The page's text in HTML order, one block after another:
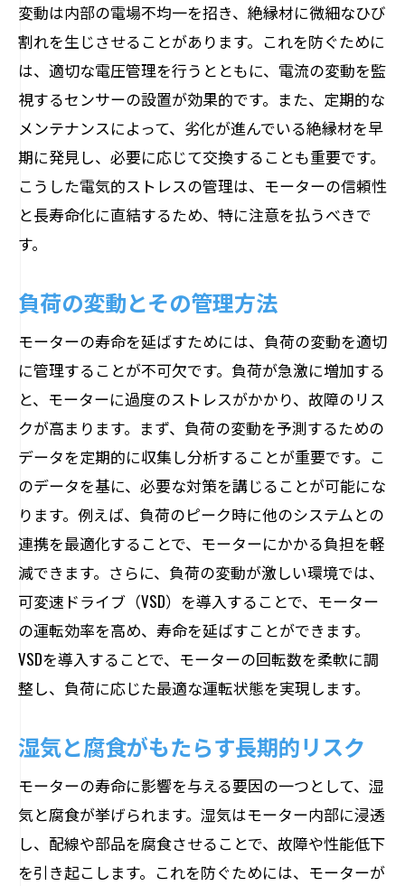
変動は内部の電場不均一を招き、絶縁材に微細なひび
割れを生じさせることがあります。これを防ぐために
は、適切な電圧管理を行うとともに、電流の変動を監
視するセンサーの設置が効果的です。また、定期的な
メンテナンスによって、劣化が進んでいる絶縁材を早
期に発見し、必要に応じて交換することも重要です。
こうした電気的ストレスの管理は、モーターの信頼性
と長寿命化に直結するため、特に注意を払うべきで
す。
負荷の変動とその管理方法
モーターの寿命を延ばすためには、負荷の変動を適切
に管理することが不可欠です。負荷が急激に増加する
と、モーターに過度のストレスがかかり、故障のリス
クが高まります。まず、負荷の変動を予測するための
データを定期的に収集し分析することが重要です。こ
のデータを基に、必要な対策を講じることが可能にな
ります。例えば、負荷のピーク時に他のシステムとの
連携を最適化することで、モーターにかかる負担を軽
減できます。さらに、負荷の変動が激しい環境では、
可変速ドライブ（VSD）を導入することで、モーター
の運転効率を高め、寿命を延ばすことができます。
VSDを導入することで、モーターの回転数を柔軟に調
整し、負荷に応じた最適な運転状態を実現します。
湿気と腐食がもたらす長期的リスク
モーターの寿命に影響を与える要因の一つとして、湿
気と腐食が挙げられます。湿気はモーター内部に浸透
し、配線や部品を腐食させることで、故障や性能低下
を引き起こします。これを防ぐためには、モーターが